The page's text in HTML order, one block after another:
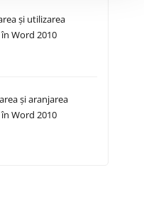
și utilizarea
Word 2010
și aranjarea
Word 2010